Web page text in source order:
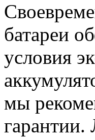
батареи
условия
мы